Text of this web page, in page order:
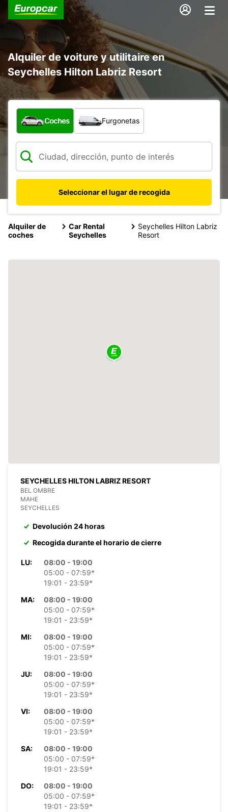
Alquiler de voiture y utilitaire en
Seychelles Hilton Labriz Resort
¿Qué tipo de vehículo?
Coches Furgonetas
Seleccionar el lugar de recogida
Alquiler de
coches
Car Rental
Seychelles
Seychelles Hilton Labriz
Resort
SEYCHELLES HILTON LABRIZ RESORT
BEL OMBRE
MAHE
SEYCHELLES
Devolución 24 horas
Recogida durante el horario de cierre
LU:
08:00 - 19:00
05:00 - 07:59*
19:01 - 23:59*
MA:
08:00 - 19:00
05:00 - 07:59*
19:01 - 23:59*
MI:
08:00 - 19:00
05:00 - 07:59*
19:01 - 23:59*
JU:
08:00 - 19:00
05:00 - 07:59*
19:01 - 23:59*
VI:
08:00 - 19:00
05:00 - 07:59*
19:01 - 23:59*
SA:
08:00 - 19:00
05:00 - 07:59*
19:01 - 23:59*
DO:
08:00 - 19:00
05:00 - 07:59*
19:01 - 23:59*